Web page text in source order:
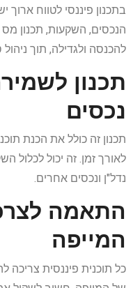
בתכנון פיננסי לטווח ארוך
הנכסים, השקעות, תכנון מס
להכנסה ולגדילה, תוך ניהול
תכנון
נכסים
תכנון זה כולל את הכנת
לאורך זמן. זה יכול לכלול
נדל"ן ונכסים אחרים.
התאמה
המייפה
כל תוכנית פיננסית צריכה